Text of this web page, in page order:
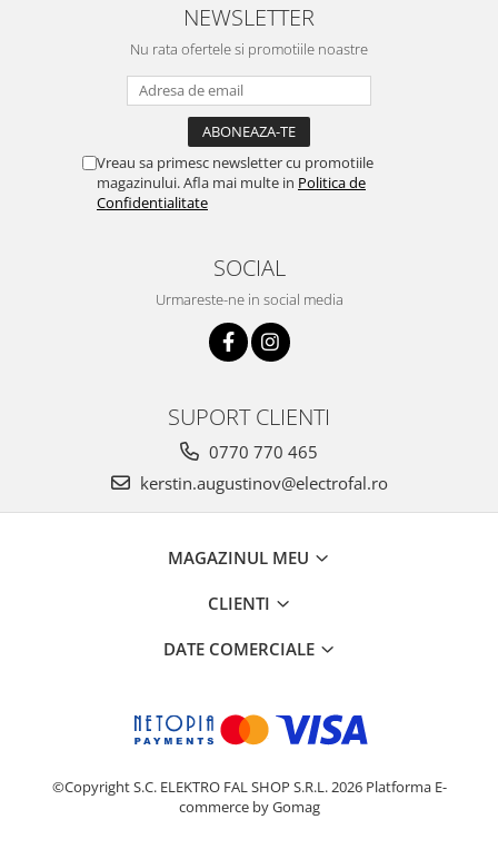
NEWSLETTER
Nu rata ofertele si promotiile noastre
Vreau sa primesc newsletter cu promotiile
magazinului. Afla mai multe in Politica de
Confidentialitate
SOCIAL
Urmareste-ne in social media
SUPORT CLIENTI
0770 770 465
kerstin.augustinov@electrofal.ro
MAGAZINUL MEU
CLIENTI
DATE COMERCIALE
©Copyright S.C. ELEKTRO FAL SHOP S.R.L. 2026 Platforma E-
commerce by Gomag